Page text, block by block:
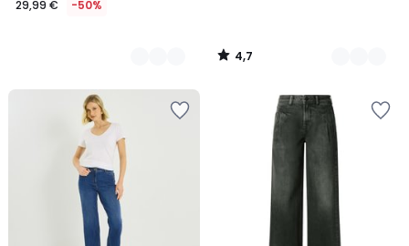
29,99 € -50%
4,7
/